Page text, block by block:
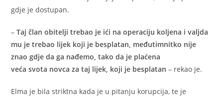
gdje je dostupan.
–Taj član obitelji trebao je ići na operaciju koljena i valjda
mu je trebao lijek koji je besplatan, međutimnitko nije
znao gdje da ga nađemo, tako da je plaćena
veća svota novca za taj lijek, koji je besplatan – rekao je.
Elma je bila striktna kada je u pitanju korupcija, te je